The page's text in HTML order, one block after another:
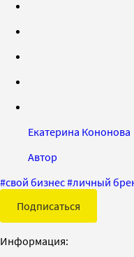
Екатерина Кононова
Автор
#свой бизнес#личный
Подписаться
Информация: